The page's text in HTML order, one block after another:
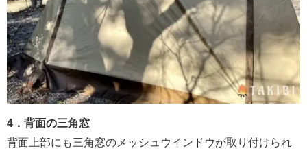
4．背面の三角窓
背面上部にも三角窓のメッシュウインドウが取り付けられ